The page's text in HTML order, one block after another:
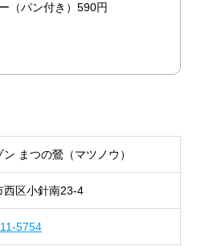
（パン付き）590円
ン まつの鶯（マツノウ）
西区小針南23-4
5754